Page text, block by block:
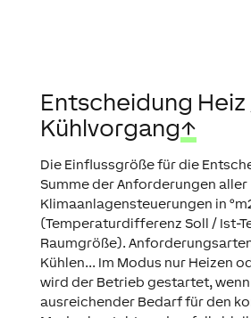
Entscheidung Heiz
Kühlvorgang↑
Die Einflussgröße für die
Summe der Anforderungen aller
Klimaanlagensteuerungen in
(Temperaturdifferenz Soll / Ist-
Raumgröße).
Kühlen... Im Modus nur Heizen
wird der Betrieb gestartet, wenn
ausreichender Bedarf für den